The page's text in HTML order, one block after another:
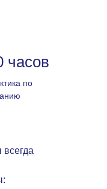
всегда
часов
по